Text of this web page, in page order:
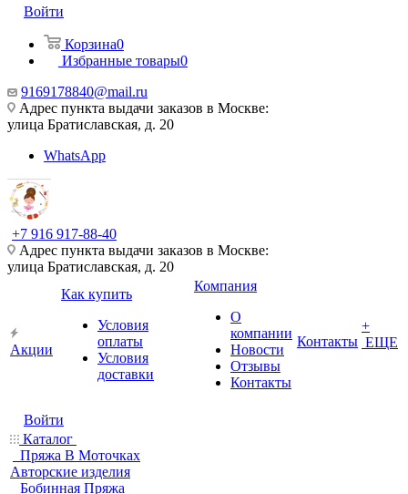
Войти
Корзина0
Избранные товары0
9169178840@mail.ru
Адрес пункта выдачи заказов в Москве:
улица Братиславская, д. 20
WhatsApp
+7 916 917-88-40
Адрес пункта выдачи заказов в Москве:
улица Братиславская, д. 20
Акции
Как купить
Условия
оплаты
Условия
доставки
Компания
О
компании
Новости
Отзывы
Контакты
Контакты
+
ЕЩЕ
Войти
Каталог
Пряжа В Моточках
Авторские изделия
Бобинная Пряжа